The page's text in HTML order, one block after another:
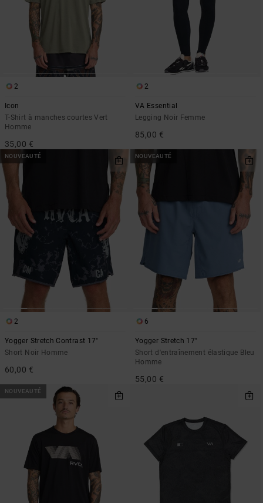
2
Icon
T-Shirt à manches courtes Vert
Homme
35,00 €
2
VA Essential
Legging Noir Femme
85,00 €
NOUVEAUTÉ
2
Yogger Stretch Contrast 17"
Short Noir Homme
60,00 €
NOUVEAUTÉ
6
Yogger Stretch 17"
Short d'entraînement élastique Bleu
Homme
55,00 €
NOUVEAUTÉ